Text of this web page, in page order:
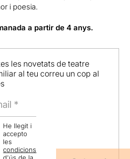
i poesia.
a partir de 4 anys.
les novetats de teatre
al teu correu un cop al
He llegit i
accepto
les
condicions
d'ús de la